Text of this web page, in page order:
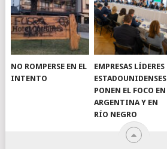
NO ROMPERSE EN EL
INTENTO
EMPRESAS LÍDERES
ESTADOUNIDENSES
PONEN EL FOCO EN
ARGENTINA Y EN
RÍO NEGRO